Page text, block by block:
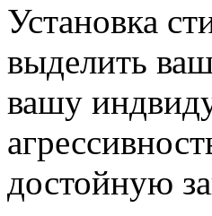
Установка
выделить
вашу
достойную